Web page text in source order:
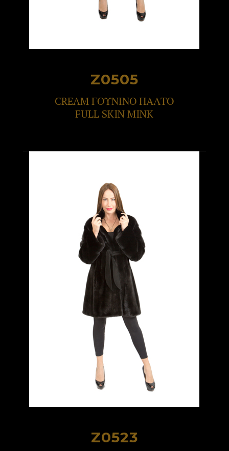
Z0505
CREAM ΓΟΥΝΙΝΟ ΠΑΛΤΟ
FULL SKIN MINK
Z0523